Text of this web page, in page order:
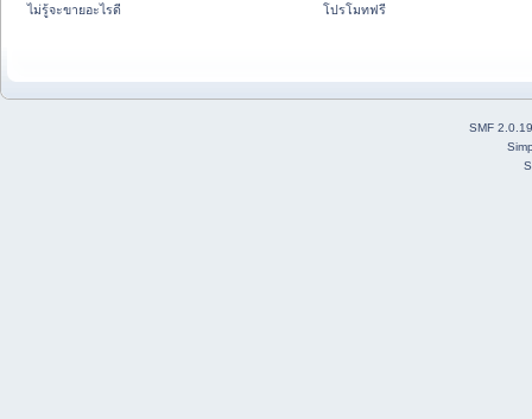
ไม่รู้จะขายอะไรดี
โปรโมทฟรี
SMF 2.0.19